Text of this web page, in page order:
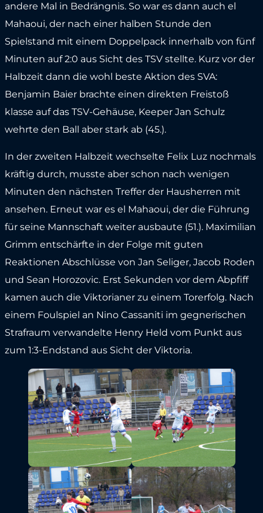
andere Mal in Bedrängnis. So war es dann auch el
Mahaoui, der nach einer halben Stunde den
Spielstand mit einem Doppelpack innerhalb von fünf
Minuten auf 2:0 aus Sicht des TSV stellte. Kurz vor der
Halbzeit dann die wohl beste Aktion des SVA:
Benjamin Baier brachte einen direkten Freistoß
klasse auf das TSV-Gehäuse, Keeper Jan Schulz
wehrte den Ball aber stark ab (45.).
In der zweiten Halbzeit wechselte Felix Luz nochmals
kräftig durch, musste aber schon nach wenigen
Minuten den nächsten Treffer der Hausherren mit
ansehen. Erneut war es el Mahaoui, der die Führung
für seine Mannschaft weiter ausbaute (51.). Maximilian
Grimm entschärfte in der Folge mit guten
Reaktionen Abschlüsse von Jan Seliger, Jacob Roden
und Sean Horozovic. Erst Sekunden vor dem Abpfiff
kamen auch die Viktorianer zu einem Torerfolg. Nach
einem Foulspiel an Nino Cassaniti im gegnerischen
Strafraum verwandelte Henry Held vom Punkt aus
zum 1:3-Endstand aus Sicht der Viktoria.